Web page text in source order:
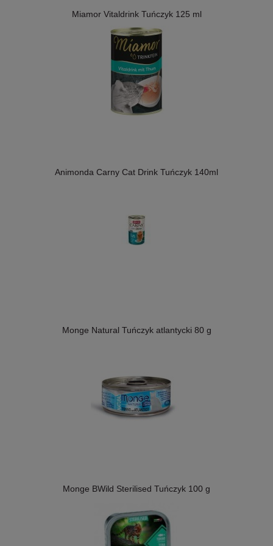
Miamor Vitaldrink Tuńczyk 125 ml
Animonda Carny Cat Drink Tuńczyk 140ml
Monge Natural Tuńczyk atlantycki 80 g
Monge BWild Sterilised Tuńczyk 100 g